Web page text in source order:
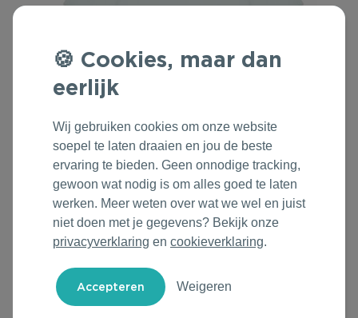
Technologie & Gadgets
Home & Living
Duurzame Bestsellers
Daarom Duurzaam
Oranjefeest
Vakantie & Zomer
Back to Routine
Herfstmomenten
Sinterklaas
Warme Winter
Kerst & Eindejaar
Roll'Eat
Samsonite
Stanley/Stella
Tony's Chocolonely
Cookies, maar dan
eerlijk
Wij gebruiken cookies om onze website
soepel te laten draaien en jou de beste
ervaring te bieden. Geen onnodige tracking,
gewoon wat nodig is om alles goed te laten
werken. Meer weten over wat we wel en juist
niet doen met je gegevens? Bekijk onze
privacyverklaring en cookieverklaring.
Weigeren